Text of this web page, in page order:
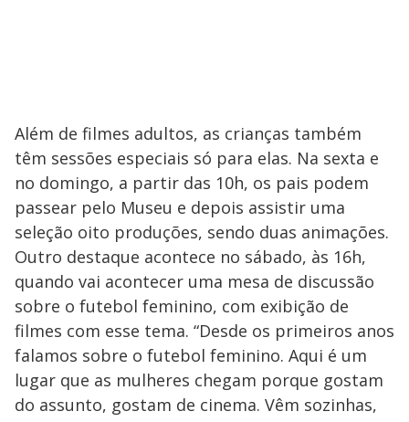
Além de filmes adultos, as crianças também
têm sessões especiais só para elas. Na sexta e
no domingo, a partir das 10h, os pais podem
passear pelo Museu e depois assistir uma
seleção oito produções, sendo duas animações.
Outro destaque acontece no sábado, às 16h,
quando vai acontecer uma mesa de discussão
sobre o futebol feminino, com exibição de
filmes com esse tema. “Desde os primeiros anos
falamos sobre o futebol feminino. Aqui é um
lugar que as mulheres chegam porque gostam
do assunto, gostam de cinema. Vêm sozinhas,